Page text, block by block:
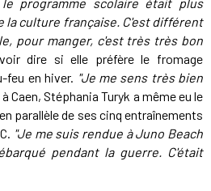
le programme scolaire était plus
la culture française. C'est différent
pour manger, c'est très très bon
dire si elle préfère le fromage
feu en hiver. "Je me sens très bien
Caen, Stéphania Turyk a même eu le
parallèle de ses cinq entraînements
"Je me suis rendue à Juno Beach
pendant la guerre. C'était